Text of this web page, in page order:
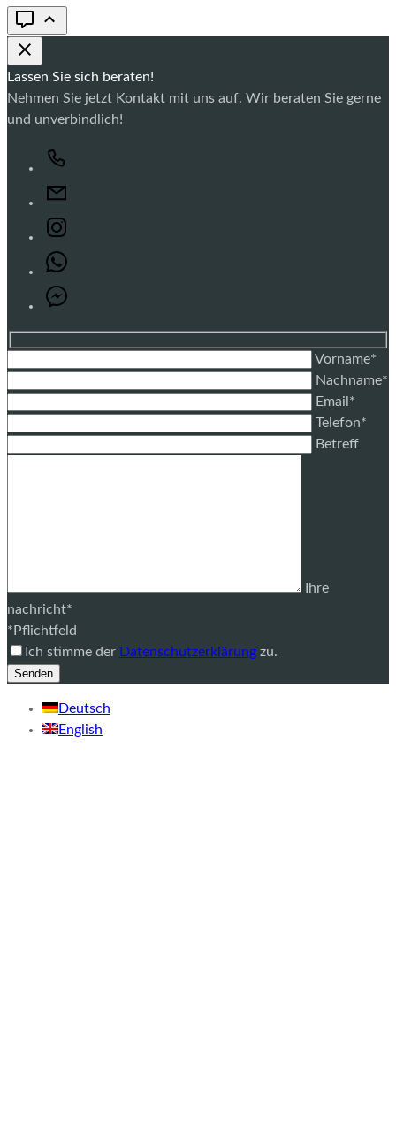
Lassen Sie sich beraten!
Nehmen Sie jetzt Kontakt mit uns auf. Wir beraten Sie gerne
und unverbindlich!
Vorname*
Nachname*
Email*
Telefon*
Betreff
Ihre
nachricht*
*Pflichtfeld
Ich stimme der Datenschutzerklärung zu.
Deutsch
English